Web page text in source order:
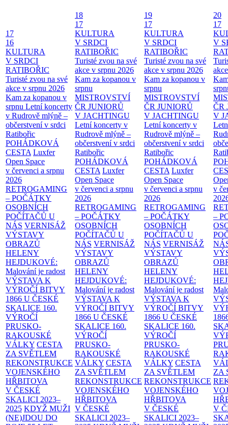
17
16
KULTURA
V SRDCI
RATIBOŘIC
Turisté zvou na své
akce v srpnu 2026
Kam za kopanou v
srpnu Letní koncerty
v Rudrově mlýně –
občerstvení v srdci
Ratibořic
POHÁDKOVÁ
CESTA Luxfer
Open Space
v červenci a srpnu
2026
RETROGAMING
– POČÁTKY
OSOBNÍCH
POČÍTAČŮ U
NÁS VERNISÁŽ
VÝSTAVY
OBRAZŮ
HELENY
HEJDUKOVÉ:
Malování je radost
VÝSTAVA K
VÝROČÍ BITVY
1866 U ČESKÉ
SKALICE 160.
VÝROČÍ
PRUSKO-
RAKOUSKÉ
VÁLKY CESTA
ZA SVĚTLEM
REKONSTRUKCE
VOJENSKÉHO
HŘBITOVA
V ČESKÉ
SKALICI 2023–
2025 KDYŽ MUŽI
(NE)JDOU DO
18
17
KULTURA
V SRDCI
RATIBOŘIC
Turisté zvou na své
akce v srpnu 2026
Kam za kopanou v
srpnu
MISTROVSTVÍ
ČR JUNIORŮ
V JACHTINGU
Letní koncerty v
Rudrově mlýně –
občerstvení v srdci
Ratibořic
POHÁDKOVÁ
CESTA Luxfer
Open Space
v červenci a srpnu
2026
RETROGAMING
– POČÁTKY
OSOBNÍCH
POČÍTAČŮ U
NÁS VERNISÁŽ
VÝSTAVY
OBRAZŮ
HELENY
HEJDUKOVÉ:
Malování je radost
VÝSTAVA K
VÝROČÍ BITVY
1866 U ČESKÉ
SKALICE 160.
VÝROČÍ
PRUSKO-
RAKOUSKÉ
VÁLKY CESTA
ZA SVĚTLEM
REKONSTRUKCE
VOJENSKÉHO
HŘBITOVA
V ČESKÉ
SKALICI 2023–
19
17
KULTURA
V SRDCI
RATIBOŘIC
Turisté zvou na své
akce v srpnu 2026
Kam za kopanou v
srpnu
MISTROVSTVÍ
ČR JUNIORŮ
V JACHTINGU
Letní koncerty v
Rudrově mlýně –
občerstvení v srdci
Ratibořic
POHÁDKOVÁ
CESTA Luxfer
Open Space
v červenci a srpnu
2026
RETROGAMING
– POČÁTKY
OSOBNÍCH
POČÍTAČŮ U
NÁS VERNISÁŽ
VÝSTAVY
OBRAZŮ
HELENY
HEJDUKOVÉ:
Malování je radost
VÝSTAVA K
VÝROČÍ BITVY
1866 U ČESKÉ
SKALICE 160.
VÝROČÍ
PRUSKO-
RAKOUSKÉ
VÁLKY CESTA
ZA SVĚTLEM
REKONSTRUKCE
VOJENSKÉHO
HŘBITOVA
V ČESKÉ
SKALICI 2023–
20
17
V
ČR
V
v
–
ZA
V